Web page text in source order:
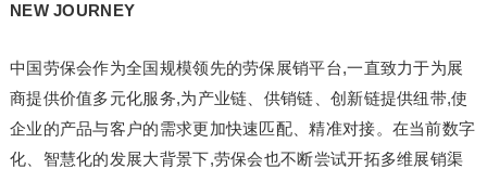
NEW JOURNEY
中国劳保会作为全国规模领先的劳保展销平台,一直致力于为展
商提供价值多元化服务,为产业链、供销链、创新链提供纽带,使
企业的产品与客户的需求更加快速匹配、精准对接。在当前数字
化、智慧化的发展大背景下,劳保会也不断尝试开拓多维展销渠